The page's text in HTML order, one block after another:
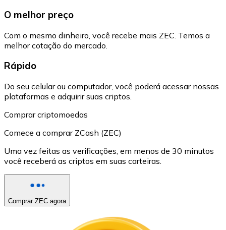
O melhor preço
Com o mesmo dinheiro, você recebe mais ZEC. Temos a
melhor cotação do mercado.
Rápido
Do seu celular ou computador, você poderá acessar nossas
plataformas e adquirir suas criptos.
Comprar criptomoedas
Comece a comprar ZCash (ZEC)
Uma vez feitas as verificações, em menos de 30 minutos
você receberá as criptos em suas carteiras.
Comprar ZEC agora